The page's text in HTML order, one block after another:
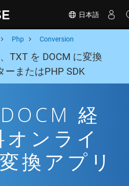
日本語
Php Conversion
TXT を DOCM に変換
ーまたはPHP SDK
経
ンライ
換アプリ